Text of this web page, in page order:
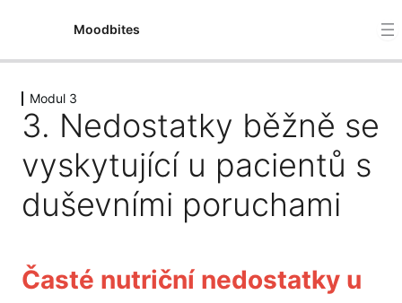
Moodbites
Modul 1
4 lekce
Modul 2
5 lekcí
Modul 3
2. Dietní přístupy (středomořská, MIND, ketogenní)
používané při podpoře léčby psychiatrických poruch
Modul 3
3. Nedostatky běžně se
vyskytující u pacientů s
duševními poruchami
Časté nutriční nedostatky u